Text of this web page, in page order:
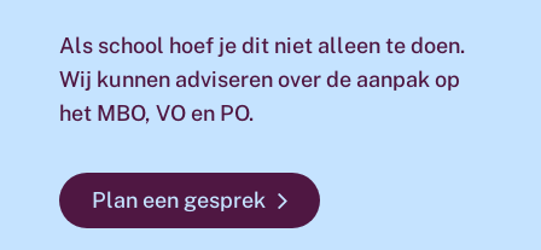
Als school hoef je dit niet alleen te doen.
Wij kunnen adviseren over de aanpak op
het MBO, VO en PO.
Plan een gesprek